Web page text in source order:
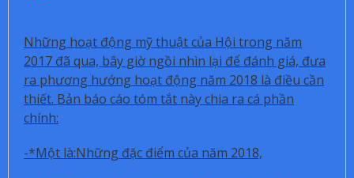
Những hoạt động mỹ thuật của Hội trong năm
2017 đã qua, bây giờ ngồi nhìn lại để đánh giá, đưa
ra phương hướng hoạt động năm 2018 là điều cần
thiết. Bản báo cáo tóm tắt này chia ra cá phần
chính:
-*Một là:Những đặc điểm của năm 2018,